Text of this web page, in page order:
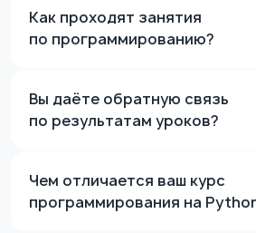
Как проходят занятия
по программированию?
Вы даёте обратную связь
по результатам уроков?
Чем отличается ваш курс
программирования на
формат делает обучение
и удобным для каждого ученика.
Только 1 из 10 человек